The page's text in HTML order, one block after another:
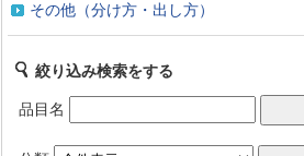
その他（分け方・出し方）
絞り込み検索をする
品目名